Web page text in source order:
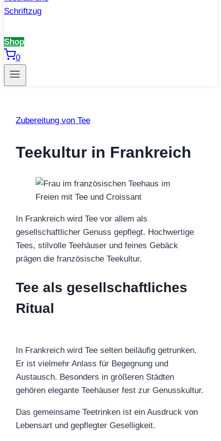
Shop
0
Zubereitung von Tee
Teekultur in Frankreich
In Frankreich wird Tee vor allem als
gesellschaftlicher Genuss gepflegt. Hochwertige
Tees, stilvolle Teehäuser und feines Gebäck
prägen die französische Teekultur.
Tee als gesellschaftliches
Ritual
In Frankreich wird Tee selten beiläufig getrunken.
Er ist vielmehr Anlass für Begegnung und
Austausch. Besonders in größeren Städten
gehören elegante Teehäuser fest zur Genusskultur.
Das gemeinsame Teetrinken ist ein Ausdruck von
Lebensart und gepflegter Geselligkeit.